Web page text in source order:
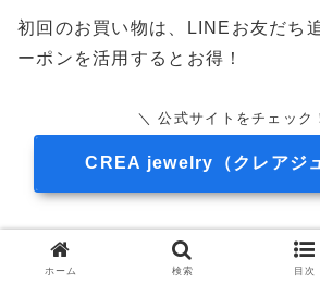
初回のお買い物は、LINEお友だち
ーポンを活用するとお得！
＼ 公式サイトをチェック
CREA jewelry（クレアジ
プチプラアクセサリーをお探し
ホーム 検索 目次